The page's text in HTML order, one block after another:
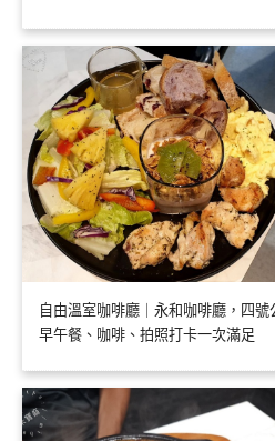
自由溫室咖啡廳｜永和咖啡廳，四號
早午餐、咖啡、拍照打卡一次滿足